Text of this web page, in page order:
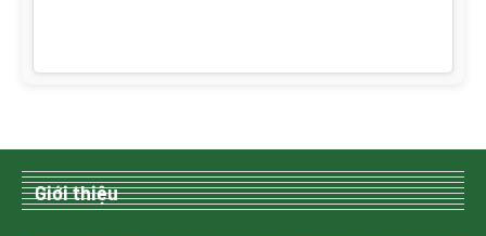
Giới thiệu